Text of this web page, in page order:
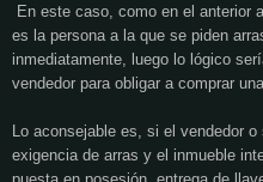
En este caso, como en el anterior
es la persona a la que se piden
inmediatamente, luego lo lógico
vendedor para obligar a comprar
Lo aconsejable es, si el vendedor
exigencia de arras y el inmueble